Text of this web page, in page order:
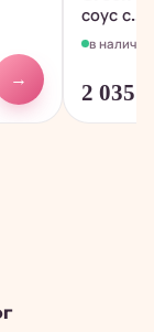
→
соус с...
в наличии
2 035